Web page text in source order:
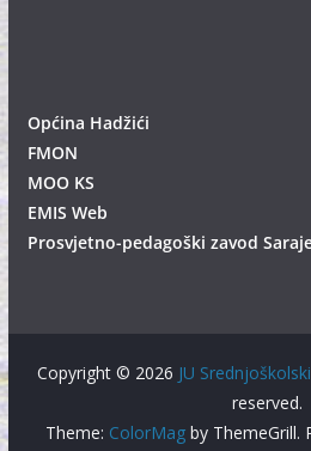
Općina Hadžići
FMON
MOO KS
EMIS Web
Prosvjetno-pedagoški zavod
Copyright © 2026 JU
reserved.
Theme: ColorMagby ThemeGrill.